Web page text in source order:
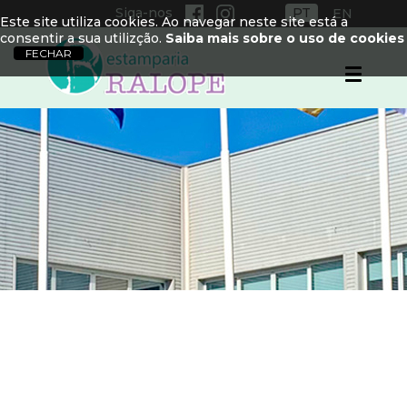
Siga-nos PT EN
Este site utiliza cookies. Ao navegar neste site está a
consentir a sua utilizção. Saiba mais sobre o uso de cookies